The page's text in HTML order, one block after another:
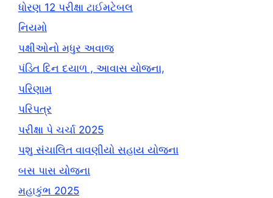
ધોરણ 12 પરીક્ષા ટાઈમટેબલ
નિયમો
પક્ષીઓનો મધુર અવાજ
પંડિત દિન દયાળ , આવાસ યોજના,
પરિણામ
પરિપત્ર
પરીક્ષા પે ચર્ચા 2025
પશુ સંચાલિત વાવણીયો સહાય યોજના
બસ પાસ યોજના
મહાકુંભ 2025